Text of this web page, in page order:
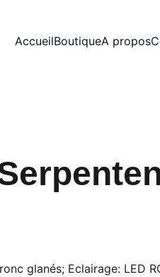
AccueilBoutiqueA propos
glanés; Eclairage: LED